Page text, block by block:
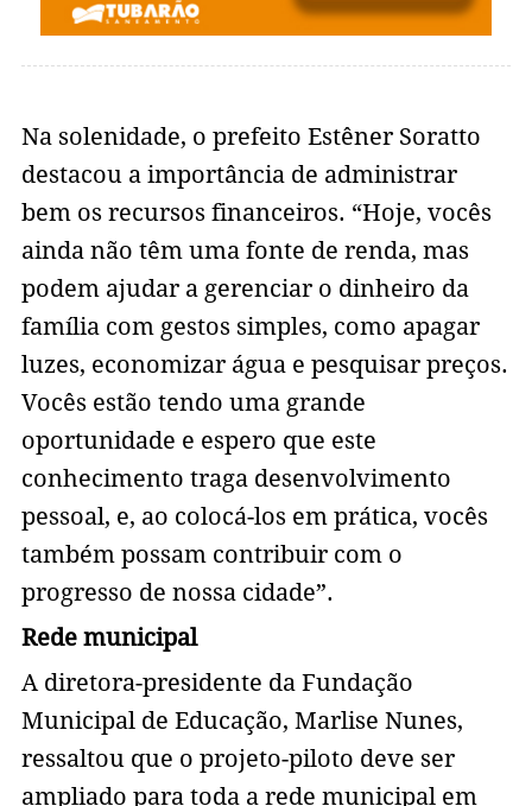
Na solenidade, o prefeito Estêner Soratto
destacou a importância de administrar
bem os recursos financeiros. “Hoje, vocês
ainda não têm uma fonte de renda, mas
podem ajudar a gerenciar o dinheiro da
família com gestos simples, como apagar
luzes, economizar água e pesquisar preços.
Vocês estão tendo uma grande
oportunidade e espero que este
conhecimento traga desenvolvimento
pessoal, e, ao colocá-los em prática, vocês
também possam contribuir com o
progresso de nossa cidade”.
Rede municipal
A diretora-presidente da Fundação
Municipal de Educação, Marlise Nunes,
ressaltou que o projeto-piloto deve ser
ampliado para toda a rede municipal em